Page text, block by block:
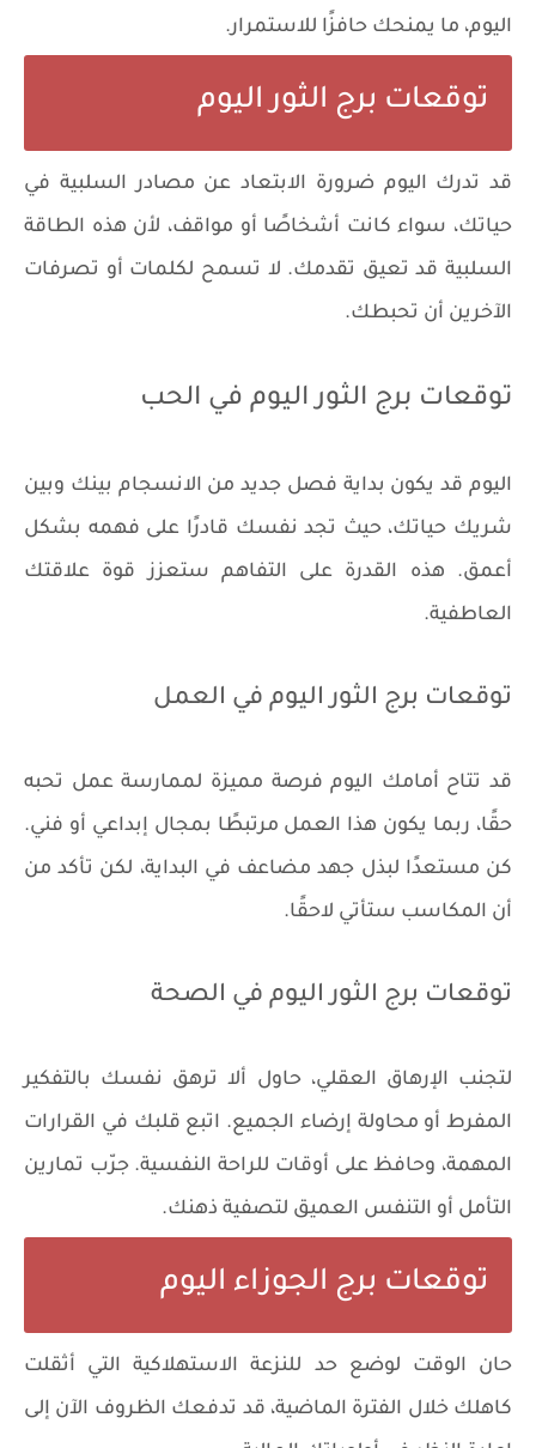
اليوم، ما يمنحك حافزًا للاستمرار.
توقعات برج الثور اليوم
قد تدرك اليوم ضرورة الابتعاد عن مصادر السلبية في
حياتك، سواء كانت أشخاصًا أو مواقف، لأن هذه الطاقة
السلبية قد تعيق تقدمك. لا تسمح لكلمات أو تصرفات
الآخرين أن تحبطك.
توقعات برج الثور اليوم في الحب
اليوم قد يكون بداية فصل جديد من الانسجام بينك وبين
شريك حياتك، حيث تجد نفسك قادرًا على فهمه بشكل
أعمق. هذه القدرة على التفاهم ستعزز قوة علاقتك
العاطفية.
توقعات برج الثور اليوم في العمل
قد تتاح أمامك اليوم فرصة مميزة لممارسة عمل تحبه
حقًا، ربما يكون هذا العمل مرتبطًا بمجال إبداعي أو فني.
كن مستعدًا لبذل جهد مضاعف في البداية، لكن تأكد من
أن المكاسب ستأتي لاحقًا.
توقعات برج الثور اليوم في الصحة
لتجنب الإرهاق العقلي، حاول ألا ترهق نفسك بالتفكير
المفرط أو محاولة إرضاء الجميع. اتبع قلبك في القرارات
المهمة، وحافظ على أوقات للراحة النفسية. جرّب تمارين
التأمل أو التنفس العميق لتصفية ذهنك.
توقعات برج الجوزاء اليوم
حان الوقت لوضع حد للنزعة الاستهلاكية التي أثقلت
كاهلك خلال الفترة الماضية، قد تدفعك الظروف الآن إلى